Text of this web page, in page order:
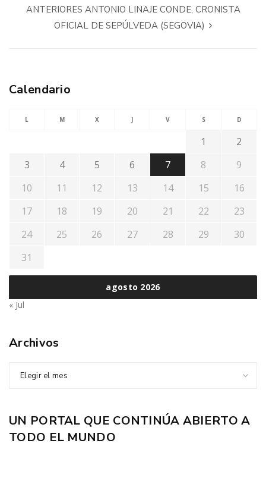
ANTERIORES ANTONIO LINAJE CONDE, CRONISTA
OFICIAL DE SEPÚLVEDA (SEGOVIA)
Calendario
agosto 2026
L M X J V S D
1
2
3
4 5 6 7 8
9
10
11 12 13 14 15
16
17
18 19 20 21 22
23
24
25 26 27 28 29
30
31
« Jul
Archivos
Elegir el mes
UN PORTAL QUE CONTINÚA ABIERTO A
TODO EL MUNDO